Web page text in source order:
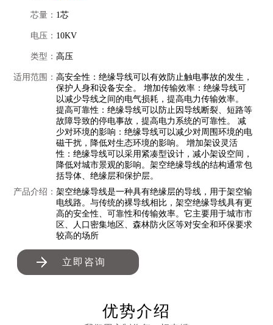
芯量： 1芯
电压： 10KV
类型：高压
适用范围：高安全性：绝缘导线可以有效防止触电事故的发生，
保护人身和设备安全。 增加传输效率：绝缘导线可
以减少导线之间的电气损耗，提高电力传输效率。
提高可靠性：绝缘导线可以防止因导线断裂、短路等
故障导致的停电事故，提高电力系统的可靠性。 减
少对环境的影响：绝缘导线可以减少对周围环境的电
磁干扰，降低对生态环境的影响。 增加架设灵活
性：绝缘导线可以采用紧凑型设计，减小架设空间，
降低对城市景观的影响。架空绝缘导线的结构通常包
括导体、绝缘层和保护层。
产品介绍：架空绝缘导线是一种具有绝缘层的导线，用于架空输
电线路。与传统的裸导线相比，架空绝缘导线具有更
高的安全性、可靠性和传输效率。它主要用于城市市
区、人口密集地区、森林防火区等对安全和环保要求
较高的场所
立即咨询
优势介绍